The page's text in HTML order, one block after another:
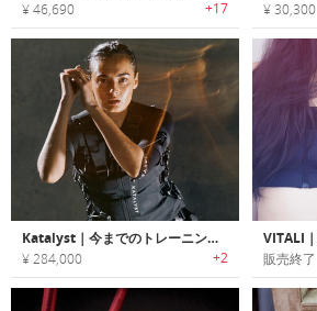
¥ 46,690 +17 ¥ 30,300
Katalyst｜今までのトレーニング効率の比にならないフルボディEMSスーツ
¥ 284,000 +2 販売終了